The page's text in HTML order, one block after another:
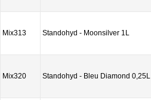
Mix313 Standohyd - Moonsilver 1L
Mix320 Standohyd - Bleu Diamond 0,25L